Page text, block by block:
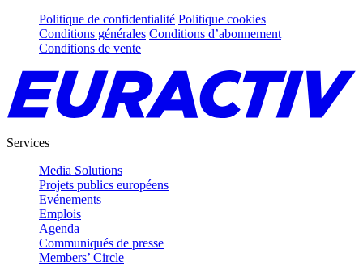
Politique de confidentialité Politique cookies
Conditions générales Conditions d’abonnement
Conditions de vente
Services
Media Solutions
Projets publics européens
Evénements
Emplois
Agenda
Communiqués de presse
Members’ Circle